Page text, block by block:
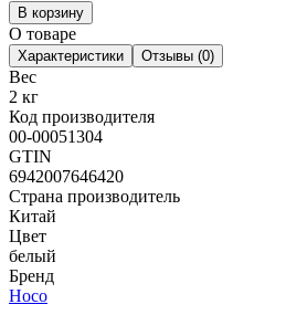
В корзину
О товаре
Характеристики Отзывы (0)
Вес
2 кг
Код производителя
00-00051304
GTIN
6942007646420
Страна производитель
Китай
Цвет
белый
Бренд
Hoco